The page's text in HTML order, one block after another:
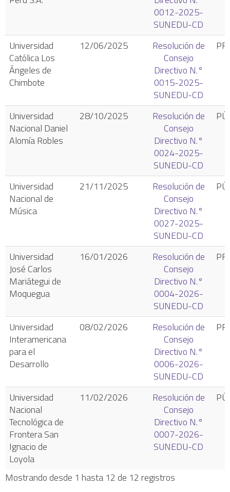
0012-2025-
SUNEDU-CD
Universidad
Católica Los
Ángeles de
Chimbote
12/06/2025
Resolución de
Consejo
Directivo N.°
0015-2025-
SUNEDU-CD
Universidad
Nacional Daniel
Alomía Robles
28/10/2025
Resolución de
Consejo
Directivo N.°
0024-2025-
SUNEDU-CD
Universidad
Nacional de
Música
21/11/2025
Resolución de
Consejo
Directivo N.°
0027-2025-
SUNEDU-CD
Universidad
José Carlos
Mariátegui de
Moquegua
16/01/2026
Resolución de
Consejo
Directivo N.°
0004-2026-
SUNEDU-CD
Universidad
Interamericana
para el
Desarrollo
08/02/2026
Resolución de
Consejo
Directivo N.°
0006-2026-
SUNEDU-CD
Universidad
Nacional
Tecnológica de
Frontera San
Ignacio de
Loyola
11/02/2026
Resolución de
Consejo
Directivo N.°
0007-2026-
SUNEDU-CD
Mostrando desde 1 hasta 12 de 12 registros